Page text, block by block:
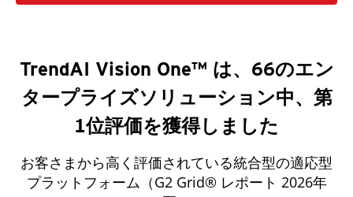
TrendAI Vision One™ は、66のエン
タープライズソリューション中、第
1位評価を獲得しました‌ ‍ ‍‍‌‍ ‌ ‍‌‍‍‌‌‍‌ ‌‍‍‌‌‍ ‍‍‍ ‍‍‍‍‌ ‌‍‌‌‍ ‍‌‍‍‌‌ ‌‌ ‍‌‍ ‍‌‍‍‌‌‍ ‍‍‍ ‍‍‌‍‍‌ ‍‌‍‌‌‌‍‌‍‍‍ ‍‍‍‍‌‍‍‌ ‌‌ ‌‌ ‍‍‍ ‍ ‌‍ ‌‍ ‌‍ ‌‍‌‌‍ ‌‍‍‌‍ ‌ ‌ ‌ ‍‍ ‌‍ ‌‍‍‌‌‍ ‍‌ ‌‌‍‌‌‌‍ ‍‌ ‌‍ ‌‍‌‌‌‍‌‌‍‍‌‌ ‌‍ ‌‍ ‌‌‍ ‌‍‌‌‍‌‌ ‌‌ ‌ ‍‌‍‌‌‌ ‌‍‌‌‌‍ ‍‌ ‌‌‍‌‌ ‌‌‍‍‌‌‍ ‌‍ ‍ ‍ ‌‍‍‌‌‍‌ ‌ ‍‌ ‌ ‌ ‌‍‌ ‌ ‍ ‍‌‍‌‌‍ ‌‌‍ ‍ ‌‌‍‌‍ ‌ ‌ ‍ ‍ ‍ ‌ ‍‌‌‍‌ ‍‌ ‌‍ ‌ ‌ ‍ ‍ ‌ ‌‍ ‌‌‍‌‍ ‌ ‌‍‌‍ ‌‌‍‍‍‌‍‌ ‍ ‌ ‌‌ ‍‌‌ ‌‍‌‌ ‌‌ ‌‍‌‌‍‌ ‌‍‌‌ ‍ ‌ ‌‍‌‌ ‌‌‍‍ ‌‌ ‌‍‌‌‌‍ ‌ ‌‌‍‍‌‌‍ ‌‍ ‍‌ ‍‌‌ ‌‌‌‍‌‌ ‌‍‍ ‌‍‌‌‌ ‍‌‍‌‌ ‌‌‍‌‌ ‌‌‍‌‌ ‍ ‍ ‌‌‌‍‌‍‌‍‌ ‌ ‌‍‌‍ ‌‍‌‌ ‌ ‌‍‌‍ ‌ ‌‍ ‍‌‌ ‍ ‍‍‌‌ ‌‌‌‌‍ ‍‌‍‍‌‍‌‌‌‍‌‌‍‌‌‍‍‌‌‍ ‍‌‍‌ ‌‍‍‌‍‌‌ ‌‍‌‌‌‌‌‌‌ ‍‌‍ ‌‌‍‍‌ ‌‌ ‌‌ ‍‌‌ ‌‌‍‌‌ ‍‌‌‍‍‌‌ ‍‌‌‍‌‍ ‌‍ ‌‍ ‌‍‌‌‍ ‌‍‍‌‍ ‌ ‌ ‌‍‌‌ ‌‌ ‌‍‌‍‌‍‍‌‌‍‌ ‌ ‍‌ ‌ ‌ ‌‍‌ ‌ ‍ ‍‌‍‌‌‍ ‌‌‍ ‍ ‌‌‍‌‍ ‌ ‌ ‍ ‍ ‍ ‌ ‍‌‌‍‌ ‍‌ ‌‍ ‌ ‌ ‍ ‍ ‌ ‌‍ ‌‌‍‌‍ ‌ ‌‍‌‍ ‌‌‍‍‍‌‍‌‍‌‍‌ ‌‌ ‍‌‌ ‌‍‌‌ ‌‌ ‌‍‌‌‍‌ ‌‍‌‌‍‌‍‌ ‌‍‌‌ ‌‌‍‍ ‌‌ ‌‍‌‌‌‍ ‌ ‌‌‍‍‌‌‍ ‌‍ ‍‌ ‍‌‌ ‌‌‌‍‌‌ ‌‍‍ ‌‍‌‌‌ ‍‌‍‌‌ ‌‌‍‌‌ ‌‌‍‌‌ ‍ ‍ ‌‌‌‍‌‍‌‍‌ ‌ ‌‍‌‍ ‌‍‌‌ ‌ ‌‍‌‍ ‌ ‌‍ ‍‌‌ ‍ ‍‍‌‌ ‌‌‌‌‍ ‍‌‍‍‌‍‌‌‌‍‌‌‍‌‌‍‍‌‌‍ ‍‌‍‌ ‍‍‌ ‌
お客さまから高く評価されている統合型の適応型
プラットフォーム（G2 Grid® レポート 2026年